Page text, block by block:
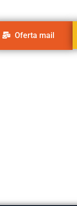
Oferta mail